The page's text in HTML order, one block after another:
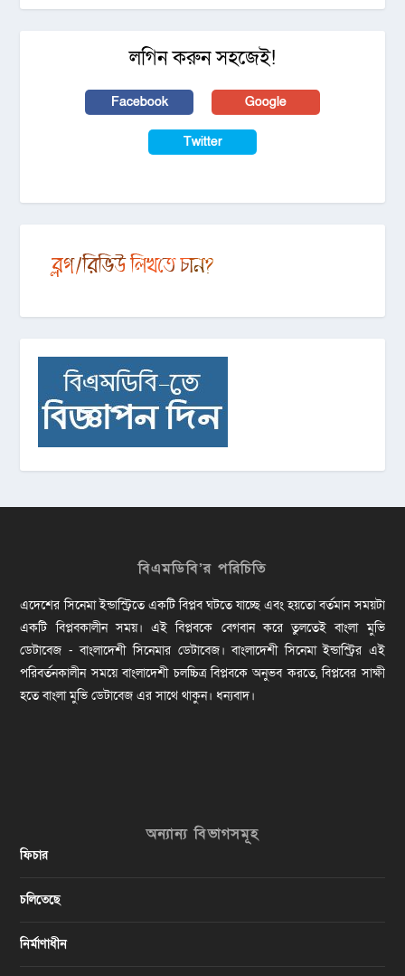
লগিন করুন সহজেই!
Facebook Google
Twitter
বিএমডিবি’র পরিচিতি
এদেশের সিনেমা ইন্ডাস্ট্রিতে একটি বিপ্লব ঘটতে যাচ্ছে এবং হয়তো বর্তমান সময়টা
একটি বিপ্লবকালীন সময়। এই বিপ্লবকে বেগবান করে তুলতেই বাংলা মুভি
ডেটাবেজ - বাংলাদেশী সিনেমার ডেটাবেজ। বাংলাদেশী সিনেমা ইন্ডাস্ট্রির এই
পরিবর্তনকালীন সময়ে বাংলাদেশী চলচ্চিত্র বিপ্লবকে অনুভব করতে, বিপ্লবের সাক্ষী
হতে বাংলা মুভি ডেটাবেজ এর সাথে থাকুন। ধন্যবাদ।
অন্যান্য বিভাগসমূহ
ফিচার
চলিতেছে
নির্মাণাধীন